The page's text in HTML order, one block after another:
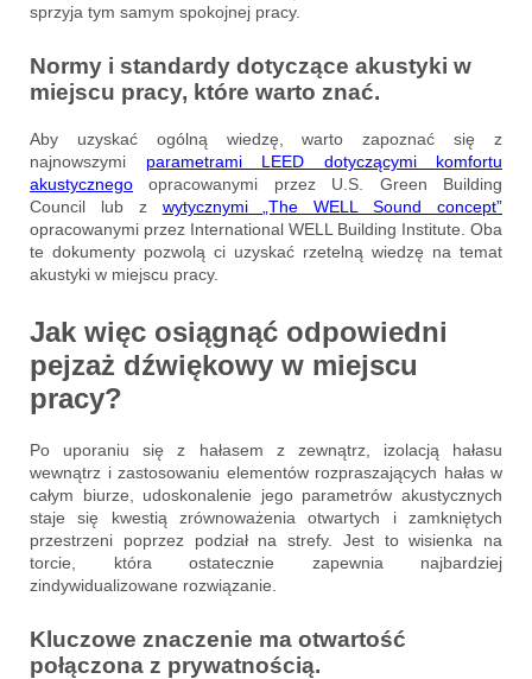
sprzyja tym samym spokojnej pracy.
Normy i standardy dotyczące akustyki w
miejscu pracy, które warto znać.
Aby uzyskać ogólną wiedzę, warto zapoznać się z
najnowszymi parametrami LEED dotyczącymi komfortu
akustycznego opracowanymi przez U.S. Green Building
Council lub z wytycznymi „The WELL Sound concept”
opracowanymi przez International WELL Building Institute. Oba
te dokumenty pozwolą ci uzyskać rzetelną wiedzę na temat
akustyki w miejscu pracy.
Jak więc osiągnąć odpowiedni
pejzaż dźwiękowy w miejscu
pracy?
Po uporaniu się z hałasem z zewnątrz, izolacją hałasu
wewnątrz i zastosowaniu elementów rozpraszających hałas w
całym biurze, udoskonalenie jego parametrów akustycznych
staje się kwestią zrównoważenia otwartych i zamkniętych
przestrzeni poprzez podział na strefy. Jest to wisienka na
torcie, która ostatecznie zapewnia najbardziej
zindywidualizowane rozwiązanie.
Kluczowe znaczenie ma otwartość
połączona z prywatnością.